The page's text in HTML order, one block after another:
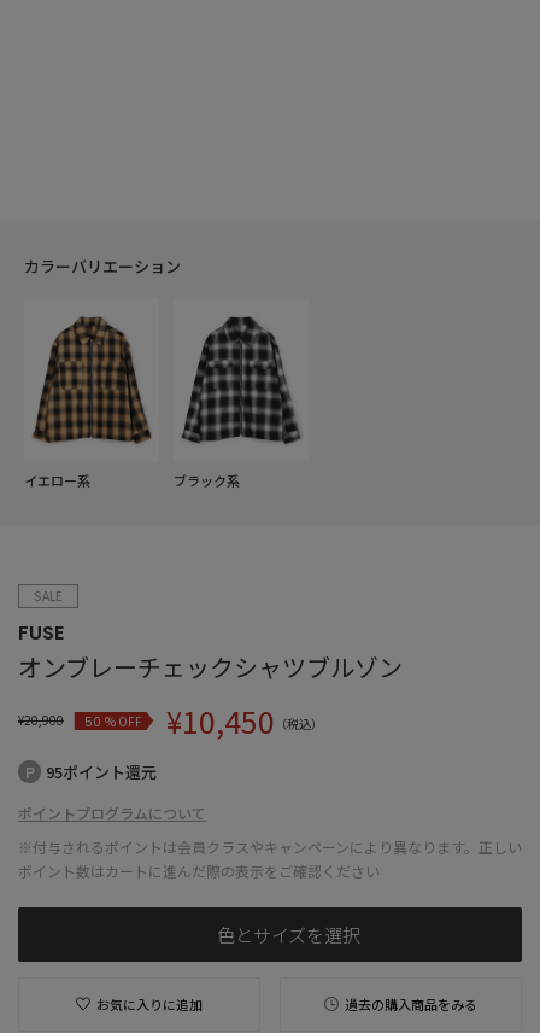
カラーバリエーション
イエロー系 ブラック系
SALE
FUSE
オンブレーチェックシャツブルゾン
¥20,900 50% OFF ¥10,450 （税込）
95ポイント還元
ポイントプログラムについて
※付与されるポイントは会員クラスやキャンペーンにより異なります。正しい
ポイント数はカートに進んだ際の表示をご確認ください
色とサイズを選択
お気に入りに追加 過去の購入商品をみる